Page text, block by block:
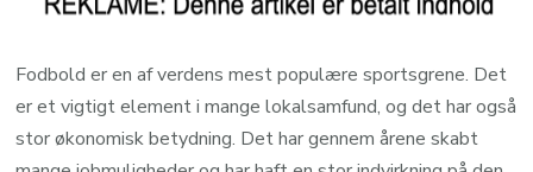
Fodbold er en af ​​verdens mest populære sportsgrene. Det
er et vigtigt element i mange lokalsamfund, og det har også
stor økonomisk betydning. Det har gennem årene skabt